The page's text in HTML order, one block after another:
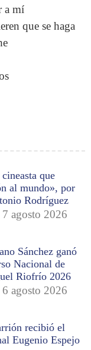
que
al mundo», por
Rodríguez
7 agosto 2026
Sánchez ganó
Nacional de
Riofrío 2026
6 agosto 2026
recibió el
Eugenio Espejo
a mí
que se haga